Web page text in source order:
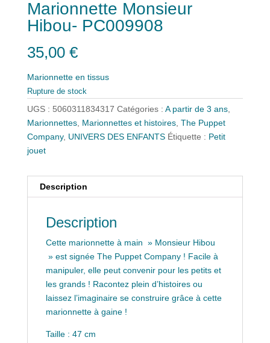
Marionnette Monsieur
Hibou- PC009908
35,00 €
Marionnette en tissus
Rupture de stock
UGS : 5060311834317 Catégories : A partir de 3 ans,
Marionnettes, Marionnettes et histoires, The Puppet
Company, UNIVERS DES ENFANTS Étiquette : Petit
jouet
Description
Description
Cette marionnette à main » Monsieur Hibou
» est signée The Puppet Company ! Facile à
manipuler, elle peut convenir pour les petits et
les grands ! Racontez plein d’histoires ou
laissez l’imaginaire se construire grâce à cette
marionnette à gaine !
Taille : 47 cm